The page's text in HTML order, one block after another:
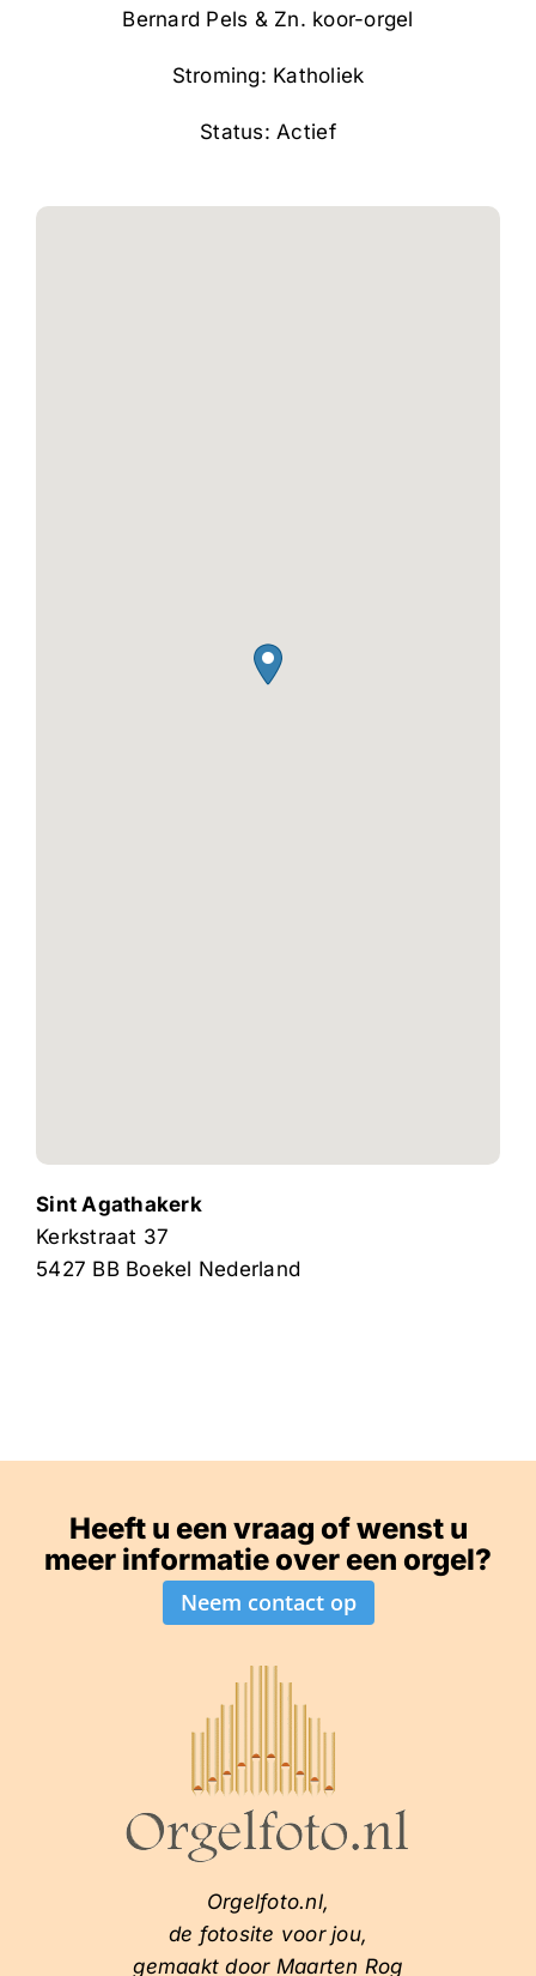
Bernard Pels & Zn. koor-orgel
Stroming: Katholiek
Status: Actief
Sint Agathakerk
Kerkstraat 37
5427 BB Boekel Nederland
Heeft u een vraag of wenst u
meer informatie over een orgel?
Neem contact op
Orgelfoto.nl,
de fotosite voor jou,
gemaakt door Maarten Rog